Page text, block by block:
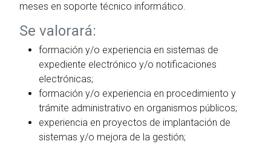
meses en soporte técnico informático.
Se valorará:
formación y/o experiencia en sistemas de
expediente electrónico y/o notificaciones
electrónicas;
formación y/o experiencia en procedimiento y
trámite administrativo en organismos públicos;
experiencia en proyectos de implantación de
sistemas y/o mejora de la gestión;